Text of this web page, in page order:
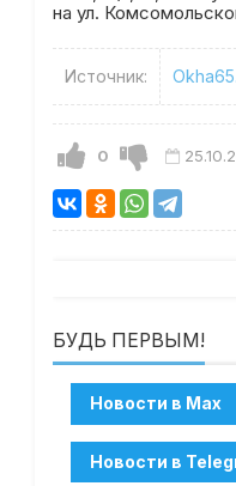
на ул.
Источник:
0
БУДЬ ПЕРВЫМ!